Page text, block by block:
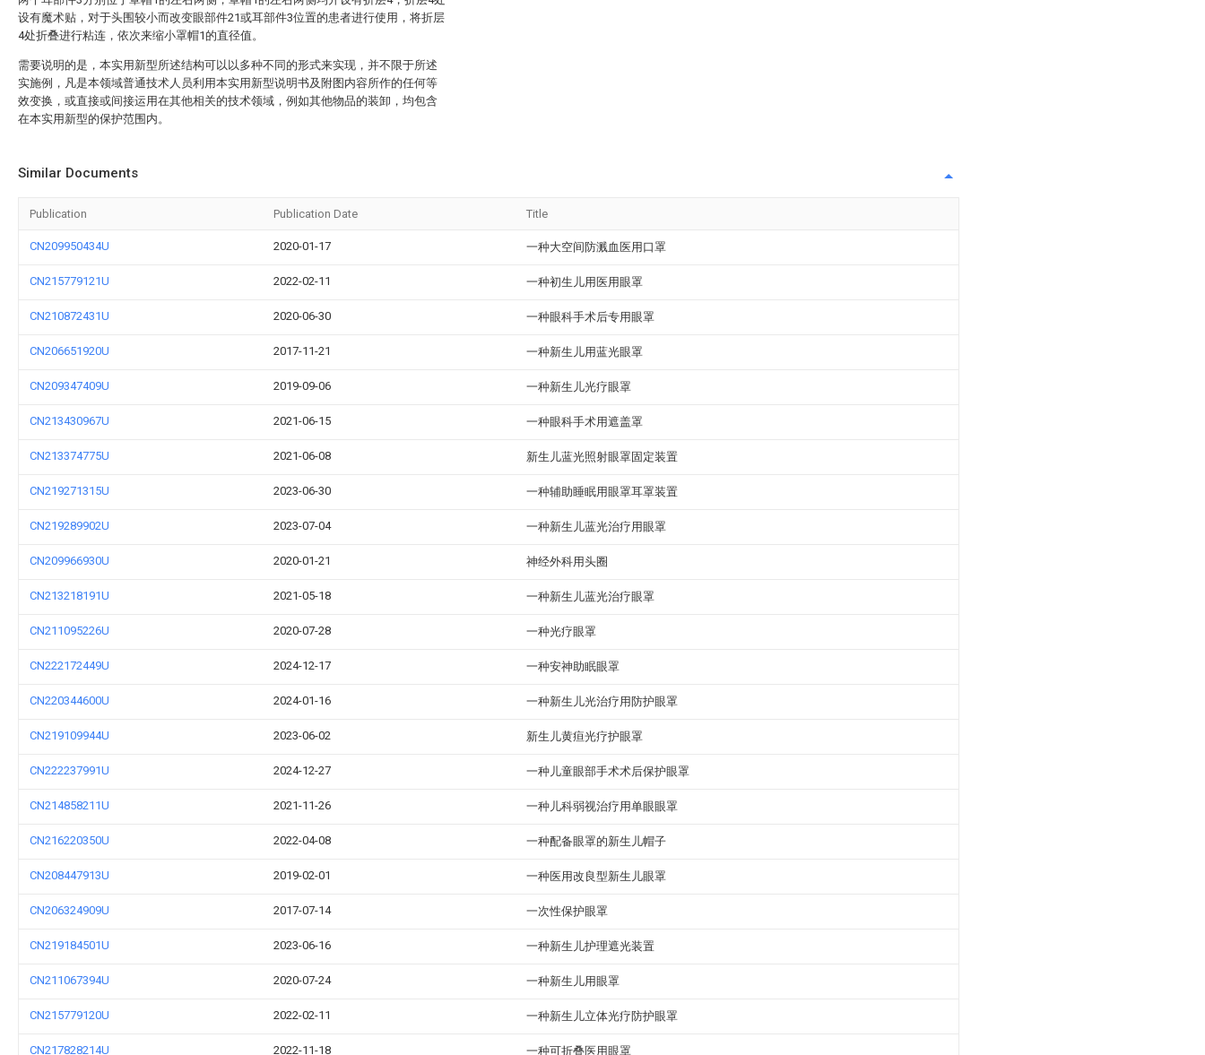
设有魔术贴，对于头围较小而改变眼部件21或耳部件3位置的患者进行使用，将折层
4处折叠进行粘连，依次来缩小罩帽1的直径值。
需要说明的是，本实用新型所述结构可以以多种不同的形式来实现，并不限于所述
实施例，凡是本领域普通技术人员利用本实用新型说明书及附图内容所作的任何等
效变换，或直接或间接运用在其他相关的技术领域，例如其他物品的装卸，均包含
在本实用新型的保护范围内。
Similar Documents
Publication Publication Date Title
CN209950434U 2020-01-17 一种大空间防溅血医用口罩
CN215779121U 2022-02-11 一种初生儿用医用眼罩
CN210872431U 2020-06-30 一种眼科手术后专用眼罩
CN206651920U 2017-11-21 一种新生儿用蓝光眼罩
CN209347409U 2019-09-06 一种新生儿光疗眼罩
CN213430967U 2021-06-15 一种眼科手术用遮盖罩
CN213374775U 2021-06-08 新生儿蓝光照射眼罩固定装置
CN219271315U 2023-06-30 一种辅助睡眠用眼罩耳罩装置
CN219289902U 2023-07-04 一种新生儿蓝光治疗用眼罩
CN209966930U 2020-01-21 神经外科用头圈
CN213218191U 2021-05-18 一种新生儿蓝光治疗眼罩
CN211095226U 2020-07-28 一种光疗眼罩
CN222172449U 2024-12-17 一种安神助眠眼罩
CN220344600U 2024-01-16 一种新生儿光治疗用防护眼罩
CN219109944U 2023-06-02 新生儿黄疸光疗护眼罩
CN222237991U 2024-12-27 一种儿童眼部手术术后保护眼罩
CN214858211U 2021-11-26 一种儿科弱视治疗用单眼眼罩
CN216220350U 2022-04-08 一种配备眼罩的新生儿帽子
CN208447913U 2019-02-01 一种医用改良型新生儿眼罩
CN206324909U 2017-07-14 一次性保护眼罩
CN219184501U 2023-06-16 一种新生儿护理遮光装置
CN211067394U 2020-07-24 一种新生儿用眼罩
CN215779120U 2022-02-11 一种新生儿立体光疗防护眼罩
CN217828214U 2022-11-18 一种可折叠医用眼罩